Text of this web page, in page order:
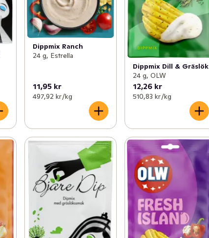
Dippmix Ranch
24 g, Estrella
11,95 kr
497,92 kr /kg
Dippmix Dill & Gräslök
24 g, OLW
12,26 kr
510,83 kr /kg